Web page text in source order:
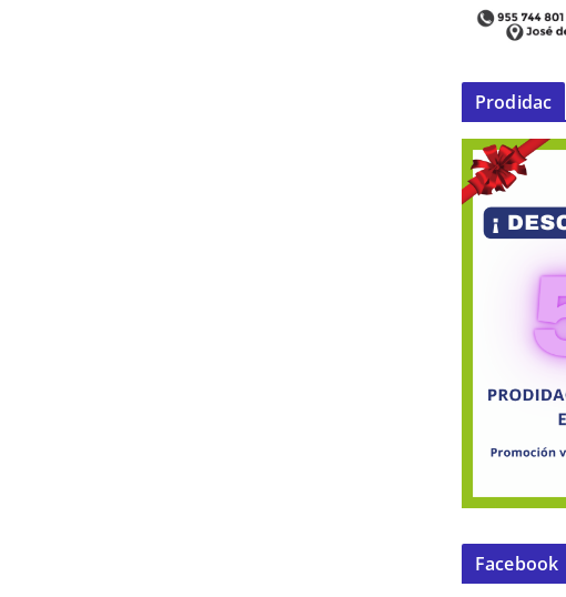
Prodidac
Facebook